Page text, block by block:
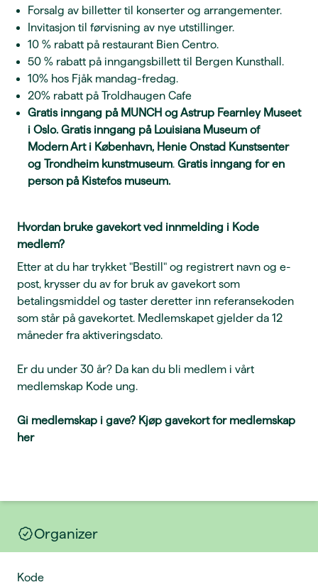
Forsalg av billetter til konserter og arrangementer.
Invitasjon til førvisning av nye utstillinger.
10 % rabatt på restaurant Bien Centro.
50 % rabatt på inngangsbillett til Bergen Kunsthall.
10% hos Fjåk mandag-fredag.
20% rabatt på Troldhaugen Cafe
Gratis inngang på MUNCH ogAstrup Fearnley Museet
i Oslo. Gratis inngang på Louisiana Museum of
Modern Art i København, Henie Onstad Kunstsenter
og Trondheim kunstmuseum. Gratis inngang for en
person på Kistefos museum.
Hvordan bruke gavekort ved innmelding i Kode
medlem?
Etter at du har trykket "Bestill" og registrert navn og e-
post, krysser du av for bruk av gavekort som
betalingsmiddel og taster deretter inn referansekoden
som står på gavekortet. Medlemskapet gjelder da 12
måneder fra aktiveringsdato.
Er du under 30 år? Da kan du bli medlem i vårt
medlemskap Kode ung.
Gi medlemskap i gave? Kjøp gavekort for medlemskap
her
Organizer
Kode